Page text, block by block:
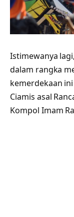
Istimewanya
dalam rangka
kemerdekaan
Ciamis asal
Kompol Imam